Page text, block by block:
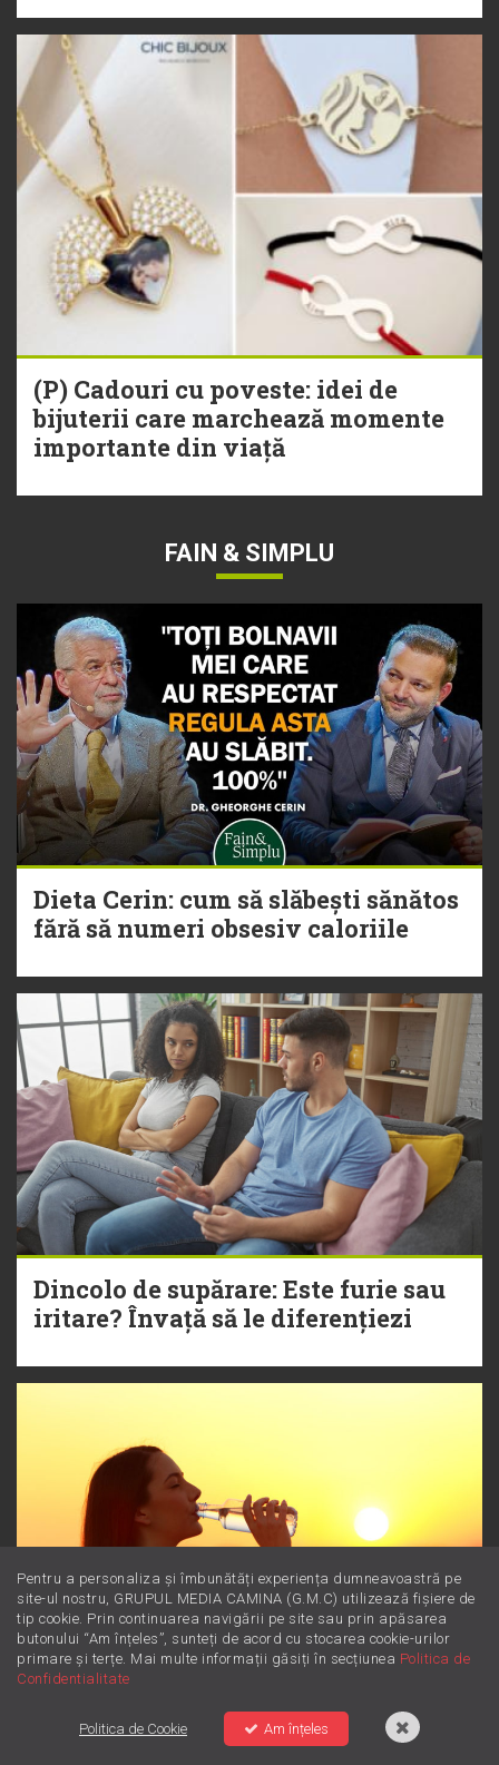
(P) Cadouri cu poveste: idei de
bijuterii care marchează momente
importante din viață
FAIN & SIMPLU
Dieta Cerin: cum să slăbești sănătos
fără să numeri obsesiv caloriile
Dincolo de supărare: Este furie sau
iritare? Învață să le diferențiezi
Magneziul: Minerala minune
pentru starea ta de bine
Pentru a personaliza și îmbunătăți experiența dumneavoastră pe
site-ul nostru, GRUPUL MEDIA CAMINA (G.M.C) utilizează fișiere de
tip cookie. Prin continuarea navigării pe site sau prin apăsarea
butonului “Am înțeles”, sunteți de acord cu stocarea cookie-urilor
primare și terțe. Mai multe informații găsiți în secțiunea Politica de
Confidentialitate
Politica de Cookie Am înțeles